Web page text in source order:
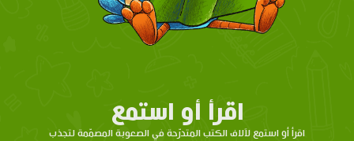
اقرأ أو استمع
اقرأ أو استمع لآلاف الكتب المتدرّحة في الصعوبة المصمّمة لتجذب